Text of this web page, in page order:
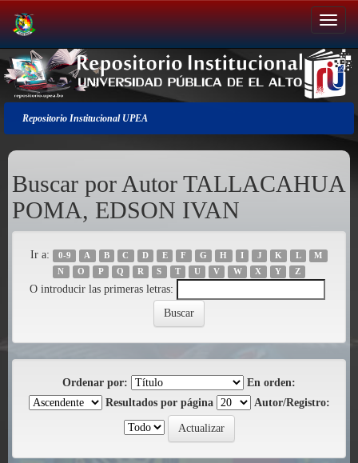
Salir
de
la
navegación
Repositorio Institucional UPEA
Buscar por Autor TALLACAHUA
POMA, EDSON IVAN
Ir a: 0-9 A B C D E F G H I J K L
M
N
O P Q R S T U V W X Y Z
O introducir las primeras letras:
Ordenar por:
En orden:
Resultados por página
Autor/Registro: